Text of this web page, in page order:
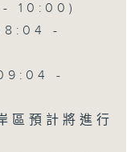
10:00)
-
-
區預計將進行